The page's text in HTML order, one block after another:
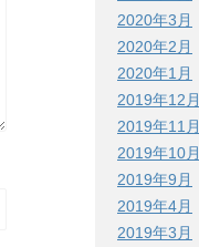
2020年3月
2020年2月
2020年1月
2019年12月
2019年11月
2019年10月
2019年9月
2019年4月
2019年3月